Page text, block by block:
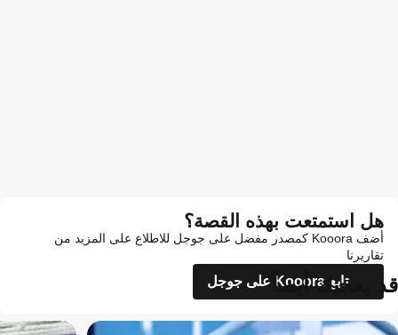
هل استمتعت بهذه القصة؟
أضف Kooora كمصدر مفضل على جوجل للاطلاع على المزيد من
تقاريرنا
تابع Kooora على جوجل
قد يعجبك أيضاً